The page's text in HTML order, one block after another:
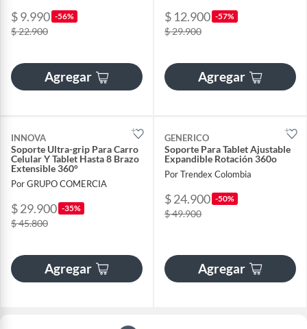
$ 9.990 -56%
$ 22.900
Agregar
$ 12.900 -57%
$ 29.900
Agregar
INNOVA
Soporte Ultra-grip Para Carro
Celular Y Tablet Hasta 8 Brazo
Extensible 360°
Por GRUPO COMERCIA
$ 29.900 -35%
$ 45.800
Agregar
GENERICO
Soporte Para Tablet Ajustable
Expandible Rotación 360o
Por Trendex Colombia
$ 24.900 -50%
$ 49.900
Agregar